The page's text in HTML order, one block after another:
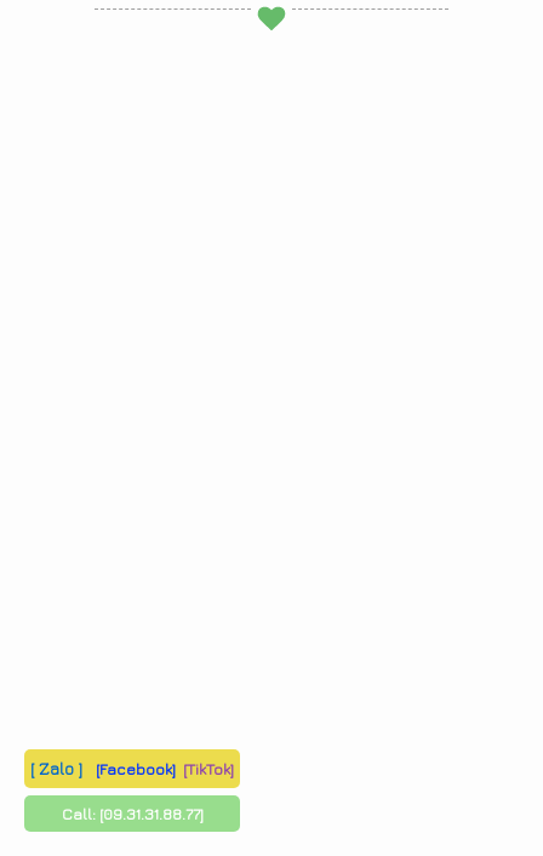
[ Zalo ] [Facebook] [TikTok]
Call: [09.31.31.88.77]